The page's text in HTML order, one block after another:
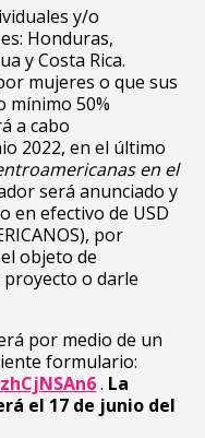
y/o
Honduras,
y Costa Rica.
mujeres o que sus
mínimo 50%
a cabo
2022, en el último
en el
será anunciado y
en efectivo de USD
por
objeto de
o darle
por medio de un
formulario:
. La
el 17 de junio del